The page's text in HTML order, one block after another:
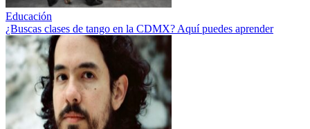
Educación
¿Buscas clases de tango en la CDMX? Aquí puedes aprender